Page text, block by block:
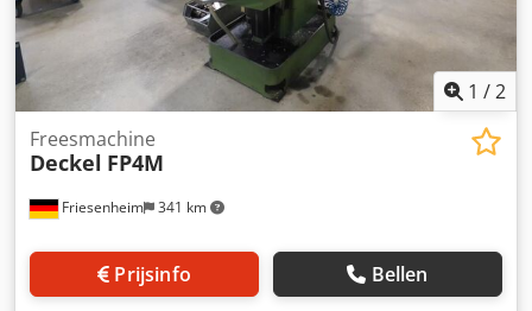
1 /2
Friesenheim 341 km
Freesmachine
Deckel FP4M
Prijsinfo Bellen